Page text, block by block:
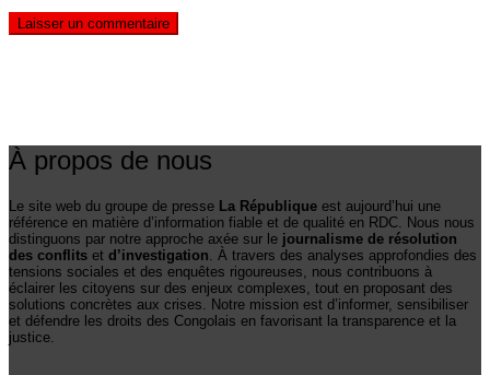
À propos de nous
Le site web du groupe de presse La République est aujourd’hui une
référence en matière d’information fiable et de qualité en RDC. Nous nous
distinguons par notre approche axée sur le journalisme de résolution
des conflits et d’investigation. À travers des analyses approfondies des
tensions sociales et des enquêtes rigoureuses, nous contribuons à
éclairer les citoyens sur des enjeux complexes, tout en proposant des
solutions concrètes aux crises. Notre mission est d’informer, sensibiliser
et défendre les droits des Congolais en favorisant la transparence et la
justice.